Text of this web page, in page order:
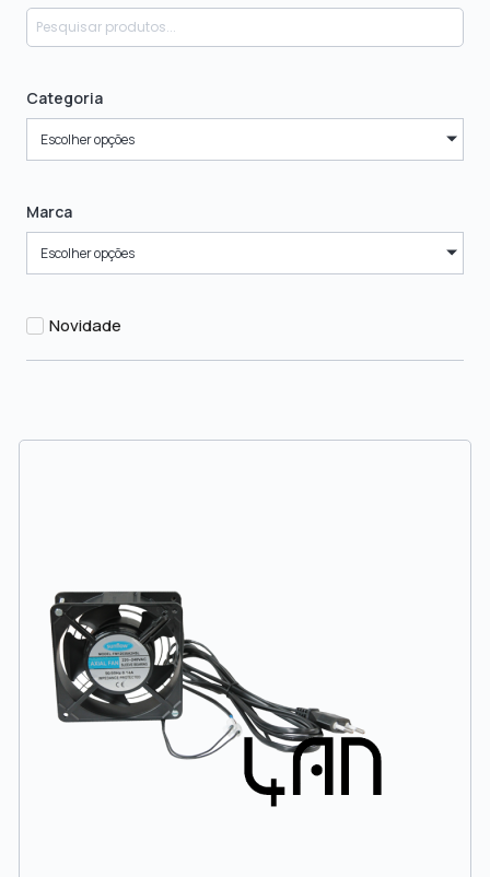
Categoria
Escolher opções
Marca
Escolher opções
Novidade